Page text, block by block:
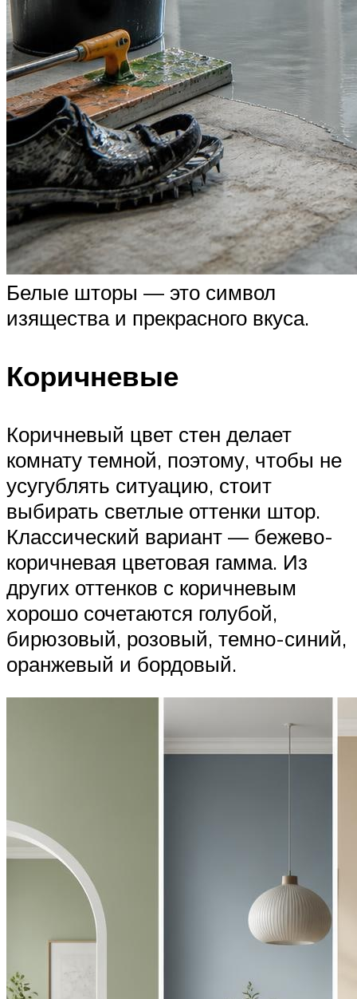
Белые шторы — это символ
изящества и прекрасного вкуса.
Коричневые
Коричневый цвет стен делает
комнату темной, поэтому, чтобы не
усугублять ситуацию, стоит
выбирать светлые оттенки штор.
Классический вариант — бежево-
коричневая цветовая гамма. Из
других оттенков с коричневым
хорошо сочетаются голубой,
бирюзовый, розовый, темно-синий,
оранжевый и бордовый.